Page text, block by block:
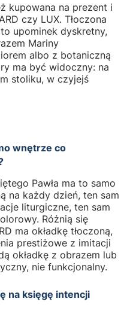
kupowana na prezent i
czy LUX. Tłoczona
upominek dyskretny,
Mariny
albo z botaniczną
ma być widoczny: na
stoliku, w czyjejś
wnętrze co
Pawła ma to samo
na każdy dzień, ten sam
liturgiczne, ten sam
Różnią się
ma okładkę tłoczoną,
prestiżowe z imitacji
okładkę z obrazem lub
nie funkcjonalny.
na księgę intencji